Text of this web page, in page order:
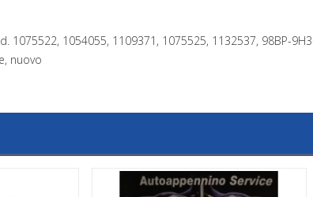
1054055, 1109371, 1075525, 1132537, 98BP-
nuovo